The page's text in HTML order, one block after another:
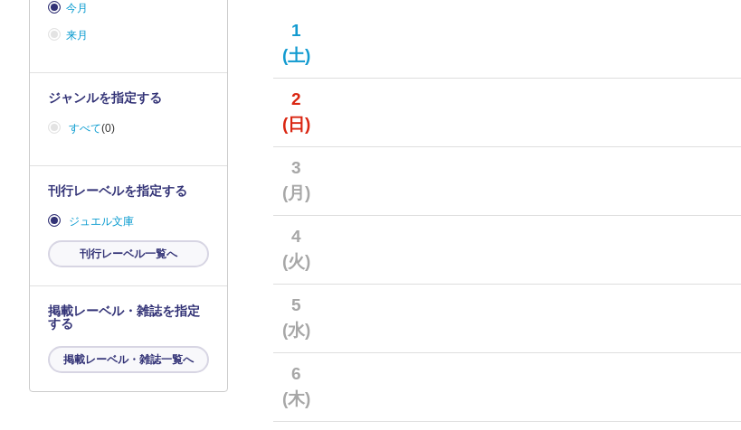
1
(土)
2
(日)
3
(月)
4
(火)
5
(水)
6
(木)
今月
来月
ジャンルを指定する
すべて(0)
刊行レーベルを指定する
ジュエル文庫
刊行レーベル一覧へ
掲載レーベル・雑誌を指定
する
掲載レーベル・雑誌一覧へ